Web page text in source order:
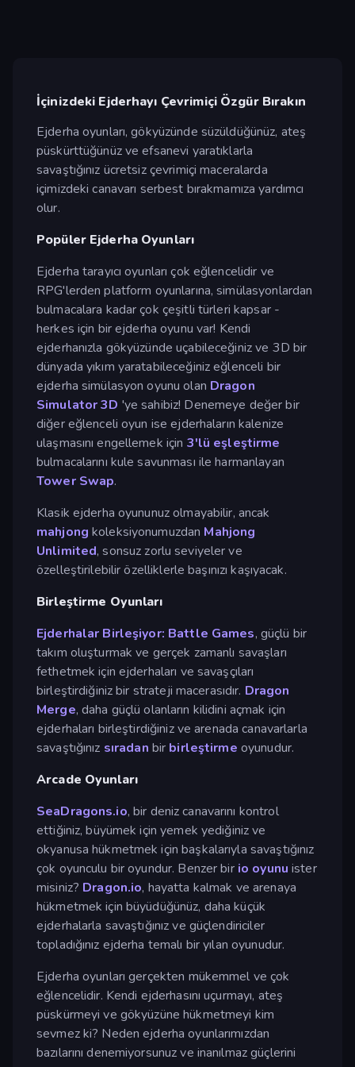
İçinizdeki Ejderhayı Çevrimiçi Özgür Bırakın
Ejderha oyunları, gökyüzünde süzüldüğünüz, ateş
püskürttüğünüz ve efsanevi yaratıklarla
savaştığınız ücretsiz çevrimiçi maceralarda
içimizdeki canavarı serbest bırakmamıza yardımcı
olur.
Popüler Ejderha Oyunları
Ejderha tarayıcı oyunları çok eğlencelidir ve
RPG'lerden platform oyunlarına, simülasyonlardan
bulmacalara kadar çok çeşitli türleri kapsar -
herkes için bir ejderha oyunu var! Kendi
ejderhanızla gökyüzünde uçabileceğiniz ve 3D bir
dünyada yıkım yaratabileceğiniz eğlenceli bir
ejderha simülasyon oyunu olan Dragon
Simulator 3D 'ye sahibiz! Denemeye değer bir
diğer eğlenceli oyun ise ejderhaların kalenize
ulaşmasını engellemek için 3'lü eşleştirme
bulmacalarını kule savunması ile harmanlayan
Tower Swap.
Klasik ejderha oyununuz olmayabilir, ancak
mahjong koleksiyonumuzdan Mahjong
Unlimited, sonsuz zorlu seviyeler ve
özelleştirilebilir özelliklerle başınızı kaşıyacak.
Birleştirme Oyunları
Ejderhalar Birleşiyor: Battle Games, güçlü bir
takım oluşturmak ve gerçek zamanlı savaşları
fethetmek için ejderhaları ve savaşçıları
birleştirdiğiniz bir strateji macerasıdır. Dragon
Merge, daha güçlü olanların kilidini açmak için
ejderhaları birleştirdiğiniz ve arenada canavarlarla
savaştığınız sıradan bir birleştirme oyunudur.
Arcade Oyunları
SeaDragons.io, bir deniz canavarını kontrol
ettiğiniz, büyümek için yemek yediğiniz ve
okyanusa hükmetmek için başkalarıyla savaştığınız
çok oyunculu bir oyundur. Benzer bir io oyunu ister
misiniz? Dragon.io, hayatta kalmak ve arenaya
hükmetmek için büyüdüğünüz, daha küçük
ejderhalarla savaştığınız ve güçlendiriciler
topladığınız ejderha temalı bir yılan oyunudur.
Ejderha oyunları gerçekten mükemmel ve çok
eğlencelidir. Kendi ejderhasını uçurmayı, ateş
püskürmeyi ve gökyüzüne hükmetmeyi kim
sevmez ki? Neden ejderha oyunlarımızdan
bazılarını denemiyorsunuz ve inanılmaz güçlerini